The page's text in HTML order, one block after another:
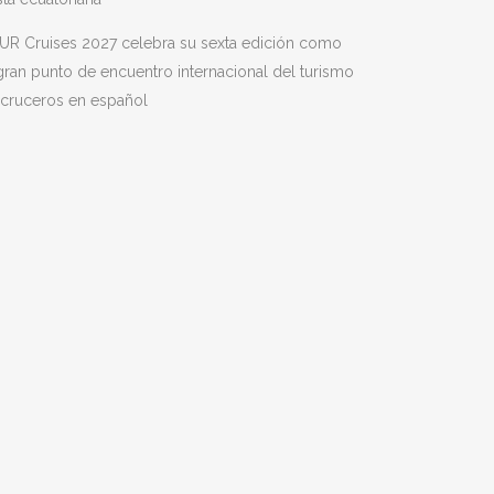
Cruises 2027 celebra su sexta edición como
punto de encuentro internacional del turismo
en español